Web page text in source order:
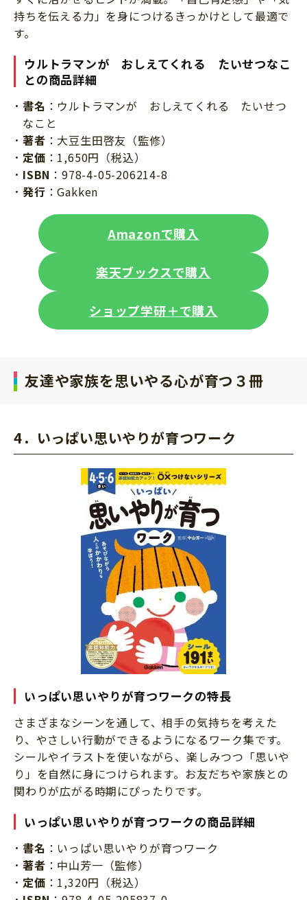
持ちを伝える力」を身につけるきっかけとして最適で
す。
ウルトラマンが おしえてくれる たいせつなこ
との商品詳細
書名 ：ウルトラマンが おしえてくれる たいせつ
なこと
著者 ：大豆生田啓友（監修）
定価 ：1,650円（税込）
ISBN ：978-4-05-206214-8
発行 ：Gakken
Amazonで購入
楽天ブックスで購入
ショップ学研＋で購入
友達や家族を思いやる心が育つ３冊
4．いっぱい思いやりが育つワーク
いっぱい思いやりが育つワークの特長
さまざまなシーンを通して、相手の気持ちを考えた
り、やさしい行動ができるようになるワーク集です。
シールやイラストを使いながら、楽しみつつ「思いや
り」を自然に身につけられます。お友だちや家族との
関わりが広がる時期にぴったりです。
いっぱい思いやりが育つワークの商品詳細
書名 ：いっぱい思いやりが育つワーク
著者 ：中山芳一（監修）
定価 ：1,320円（税込）